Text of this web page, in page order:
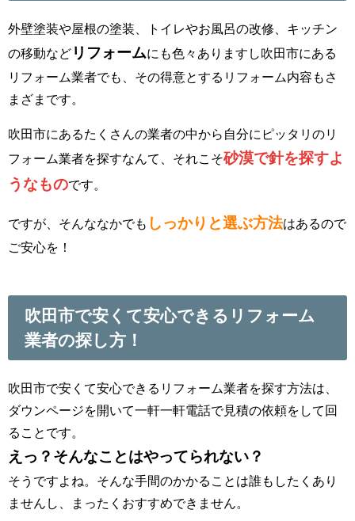
外壁塗装や屋根の塗装、トイレやお風呂の改修、キッチン
の移動など リフォームにも色々ありますし吹田市にある
リフォーム業者でも、その得意とするリフォーム内容もさ
まざまです。
吹田市にあるたくさんの業者の中から自分にピッタリのリ
フォーム業者を探すなんて、それこそ砂漠で針を探すよ
うなものです。
ですが、そんななかでも しっかりと選ぶ方法はあるので
ご安心を！
吹田市で安くて安心できるリフォーム
業者の探し方！
吹田市で安くて安心できるリフォーム業者を探す方法は、
ダウンページを開いて一軒一軒電話で見積の依頼をして回
ることです。
えっ？そんなことはやってられない？
そうですよね。そんな手間のかかることは誰もしたくあり
ませんし、まったくおすすめできません。